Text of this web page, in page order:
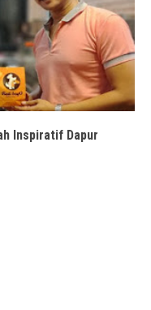
Inspiratif Dapur